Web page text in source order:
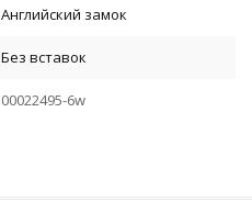
Английский замок
Без вставок
00022495-6w